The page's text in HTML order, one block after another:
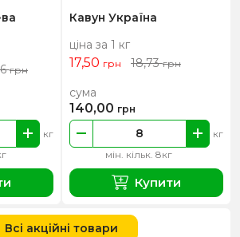
грн
кг
Кавун Україна
ціна за 1 кг
17,50 грн 18,73грн
мін. кільк. 8кг
кг
сума
140,00 грн
Купити
Всі акційні товари